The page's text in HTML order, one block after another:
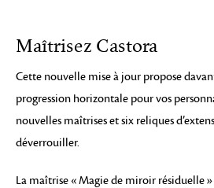
Maîtrisez Castora
Cette nouvelle mise à jour propose
progression horizontale pour vos
nouvelles maîtrises et six reliques
déverrouiller.
La maîtrise « Magie de miroir résiduelle